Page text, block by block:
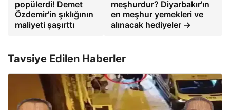
popülerdi! Demet
Özdemir'in şıklığının
maliyeti şaşırttı
meşhurdur? Diyarbakır'ın
en meşhur yemekleri ve
alınacak hediyeler →
Tavsiye Edilen Haberler